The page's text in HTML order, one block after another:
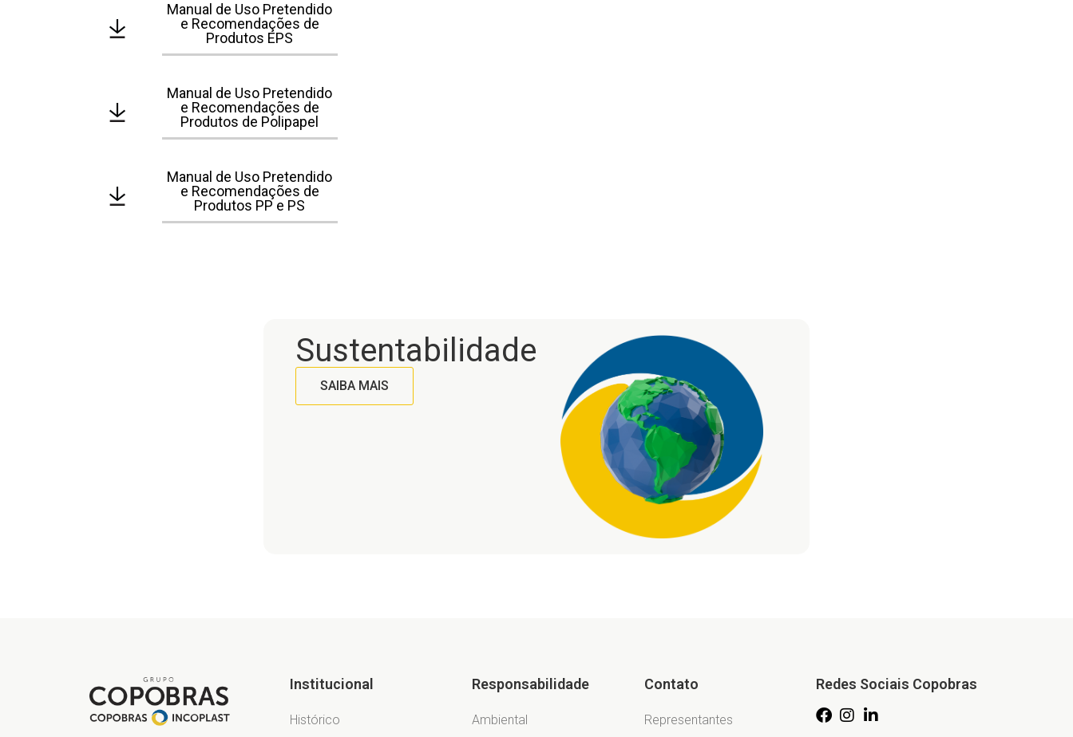
Manual de Uso Pretendido
e Recomendações de
Produtos EPS
Manual de Uso Pretendido
e Recomendações de
Produtos de Polipapel
Manual de Uso Pretendido
e Recomendações de
Produtos PP e PS
Sustentabilidade
SAIBA MAIS
Institucional
Histórico
Responsabilidade
Ambiental
Contato
Representantes
Redes Sociais Copobras